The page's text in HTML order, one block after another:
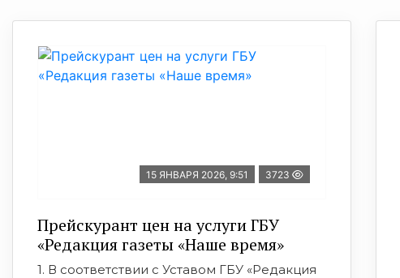
15 ЯНВАРЯ 2026, 9:51 3723
Прейскурант цен на услуги ГБУ
«Редакция газеты «Наше время»
1. В соответствии с Уставом ГБУ «Редакция